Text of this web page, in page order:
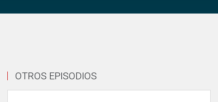
OTROS EPISODIOS